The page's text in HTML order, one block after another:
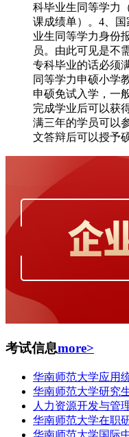
科毕业生同等学力
课成绩单）。4、
业生同等学力身份
员。由此可见是不
专科毕业的话必须
同等学力申硕小学
申硕免试入学，一
完成学业后可以获
满三年的学员可以
文答辩后可以授予
考试信息more>
华南师范大学应用
华南师范大学研究
人力资源开发与管
华南师范大学在职
华南师范大学国际